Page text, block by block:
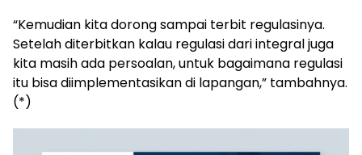
“Kemudian kita dorong sampai terbit regulasinya.
Setelah diterbitkan kalau regulasi dari integral juga
kita masih ada persoalan, untuk bagaimana regulasi
itu bisa diimplementasikan di lapangan,” tambahnya.
(*)